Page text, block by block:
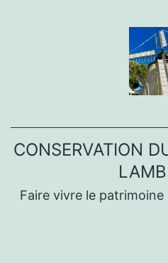
CONSERVATION
Faire vivre le